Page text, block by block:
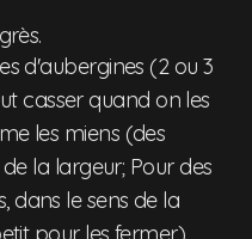
d'aubergines (2 ou 3
casser quand on les
les miens (des
la largeur; Pour des
dans le sens de la